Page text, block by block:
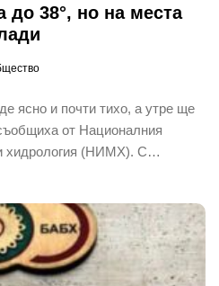
до 38°, но на места
ясно и почти тихо, а утре ще
от Националния
и хидрология (НИМХ). С…